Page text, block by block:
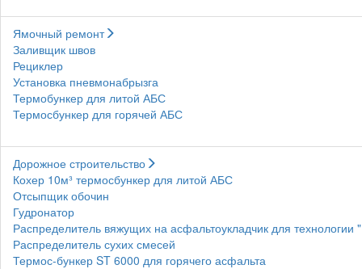
Ямочный ремонт
Заливщик швов
Рециклер
Установка пневмонабрызга
Термобункер для литой АБС
Термосбункер для горячей АБС
Дорожное строительство
Кохер 10м³ термосбункер для литой АБС
Отсыпщик обочин
Гудронатор
Распределитель вяжущих на асфальтоукладчик для технологии
Распределитель сухих смесей
Термос-бункер ST 6000 для горячего асфальта